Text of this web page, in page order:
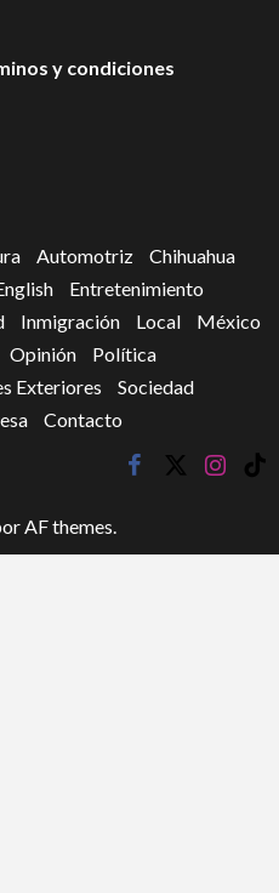
y condiciones
Automotriz
Chihuahua
Entretenimiento
Inmigración Local
México
Opinión
Política
Exteriores
Sociedad
Contacto
facebook
twitter
tik
AF themes.